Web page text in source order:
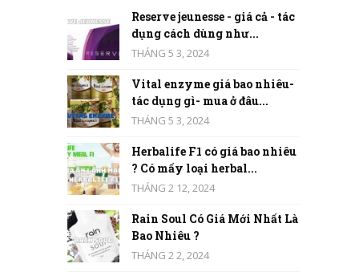
Reserve jeunesse - giá cả - tác
dụng cách dùng như...
THÁNG 5 3, 2024
Vital enzyme giá bao nhiêu-
tác dụng gì- mua ở đâu...
THÁNG 5 3, 2024
Herbalife F1 có giá bao nhiêu
? Có mấy loại herbal...
THÁNG 2 12, 2024
Rain Soul Có Giá Mới Nhất Là
Bao Nhiêu ?
THÁNG 2 2, 2024